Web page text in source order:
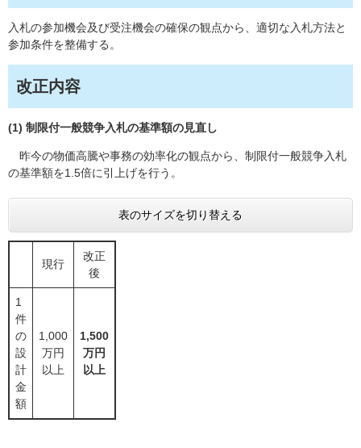
​​入札の参加機会及び受注機会の確保の観点から、適切な入札方法と
参加条件を整備する。
改正内容
(1) 制限付一般競争入札の基準額の見直し
昨今の物価高騰や事務の効率化の観点から、制限付一般競争入札
の基準額を1.5倍に引上げを行う。
表のサイズを切り替える
現行
改正
後
1
件
の
設
計
金
額
1,000
万円
以上
1,500
万円
以上